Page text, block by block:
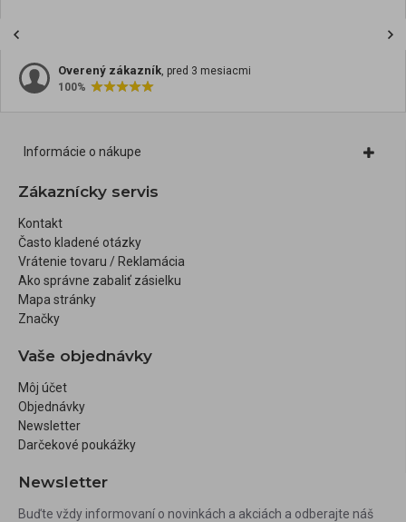
Overený zákazník, pred 3 mesiacmi
100%
Informácie o nákupe
Zákaznícky servis
Kontakt
Často kladené otázky
Vrátenie tovaru / Reklamácia
Ako správne zabaliť zásielku
Mapa stránky
Značky
Vaše objednávky
Môj účet
Objednávky
Newsletter
Darčekové poukážky
Newsletter
Buďte vždy informovaní o novinkách a akciách a odberajte náš